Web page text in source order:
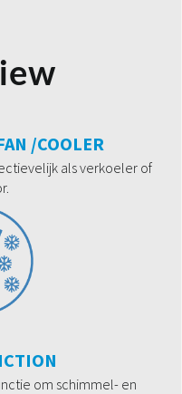
/COOLER
als verkoeler of
om schimmel- en